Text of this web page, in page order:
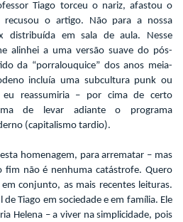
Tiago torceu o nariz, afastou o
recusou o artigo. Não para a nossa
distribuída em sala de aula. Nesse
alinhei a uma versão suave do pós-
da “porralouquice” dos anos meia-
incluía uma subcultura punk ou
eu reassumiria – por cima de certo
de levar adiante o programa
(capitalismo tardio).
homenagem, para arrematar – mas
fim não é nenhuma catástrofe. Quero
conjunto, as mais recentes leituras.
Tiago em sociedade e em família. Ele
Helena – a viver na simplicidade, pois